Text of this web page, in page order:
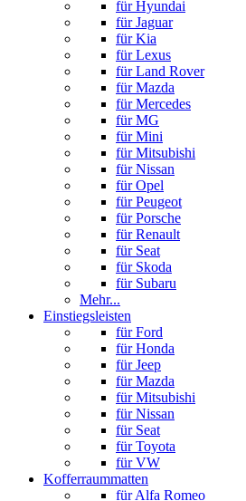
für Hyundai
für Jaguar
für Kia
für Lexus
für Land Rover
für Mazda
für Mercedes
für MG
für Mini
für Mitsubishi
für Nissan
für Opel
für Peugeot
für Porsche
für Renault
für Seat
für Skoda
für Subaru
Mehr...
Einstiegsleisten
für Ford
für Honda
für Jeep
für Mazda
für Mitsubishi
für Nissan
für Seat
für Toyota
für VW
Kofferraummatten
für Alfa Romeo